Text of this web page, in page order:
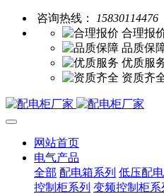
咨询热线：
15830114476
合理报
品质保
优质服
资质齐
网站首页
电气产品
全部 配电箱系列 低压配
控制柜系列 变频控制柜系